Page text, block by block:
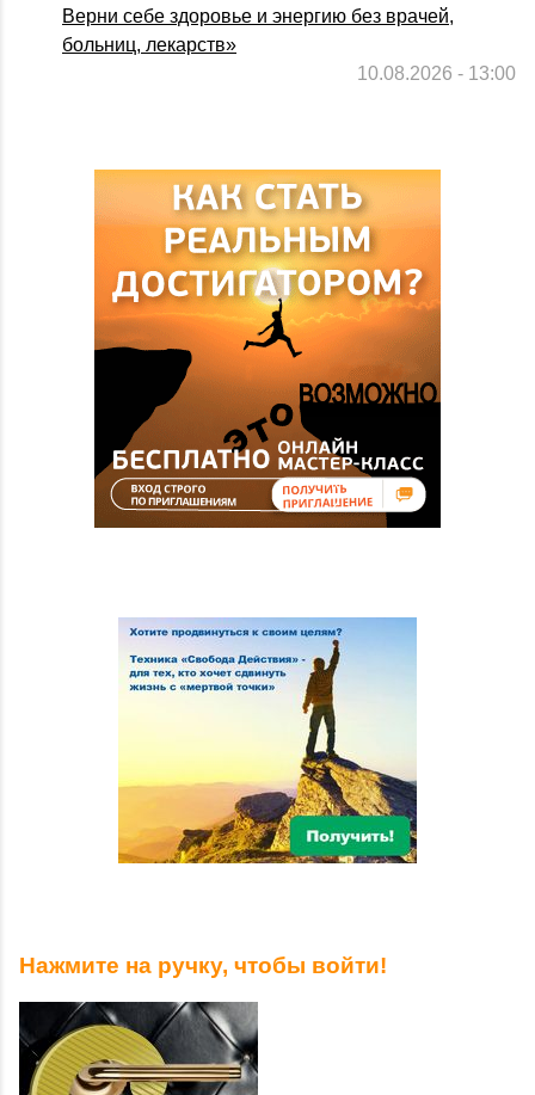
Верни себе здоровье и энергию без врачей,
больниц, лекарств»
10.08.2026 - 13:00
Нажмите на ручку, чтобы войти!